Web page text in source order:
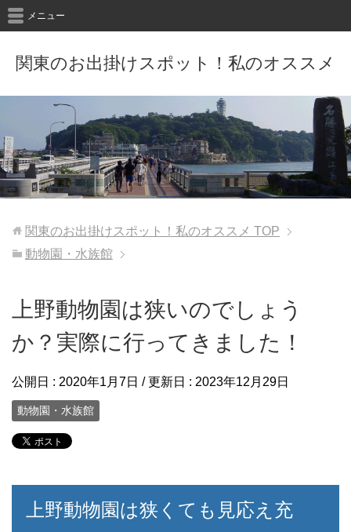
関東のお出掛けスポット！私のオススメ
メニュー
関東のお出掛けスポット！私のオススメ TOP
動物園・水族館
上野動物園は狭いのでしょう
か？実際に行ってきました！
公開日 : 2020年1月7日 / 更新日 : 2023年12月29日
動物園・水族館
上野動物園は狭くても見応え充